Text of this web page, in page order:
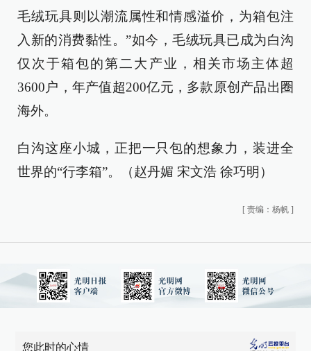
毛绒玩具则以潮流属性和情感溢价，为箱包注
入新的消费黏性。”如今，毛绒玩具已成为白沟
仅次于箱包的第二大产业，相关市场主体超
3600户，年产值超200亿元，多款原创产品出圈
海外。
白沟这座小城，正把一只包的想象力，装进全
世界的“行李箱”。（赵丹媚 宋文浩 徐巧明）
[ 责编：杨帆 ]
您此时的心情